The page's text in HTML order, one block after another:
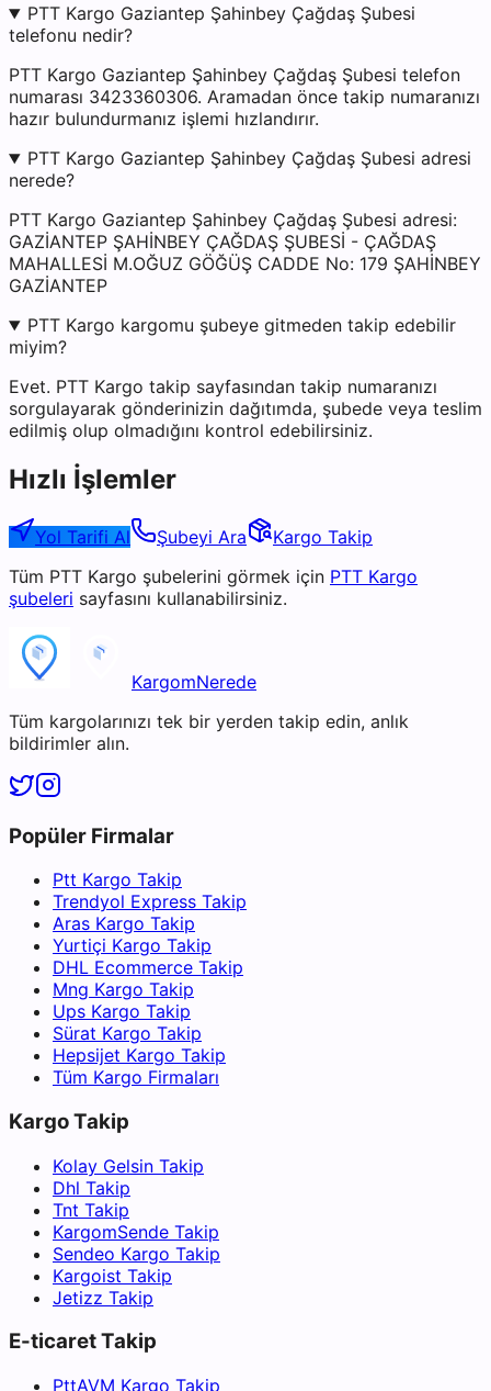
PTT Kargo Gaziantep Şahinbey Çağdaş Şubesi
telefonu nedir?
PTT Kargo Gaziantep Şahinbey Çağdaş Şubesi telefon
numarası 3423360306. Aramadan önce takip numaranızı
hazır bulundurmanız işlemi hızlandırır.
PTT Kargo Gaziantep Şahinbey Çağdaş Şubesi adresi
nerede?
PTT Kargo Gaziantep Şahinbey Çağdaş Şubesi adresi:
GAZİANTEP ŞAHİNBEY ÇAĞDAŞ ŞUBESİ - ÇAĞDAŞ
MAHALLESİ M.OĞUZ GÖĞÜŞ CADDE No: 179 ŞAHİNBEY
GAZİANTEP
PTT Kargo kargomu şubeye gitmeden takip edebilir
miyim?
Evet. PTT Kargo takip sayfasından takip numaranızı
sorgulayarak gönderinizin dağıtımda, şubede veya teslim
edilmiş olup olmadığını kontrol edebilirsiniz.
Hızlı İşlemler
Yol Tarifi Al Şubeyi Ara
Kargo Takip
Tüm PTT Kargo şubelerini görmek için PTT Kargo
şubeleri sayfasını kullanabilirsiniz.
KargomNerede
Tüm kargolarınızı tek bir yerden takip edin, anlık
bildirimler alın.
Popüler Firmalar
Ptt Kargo Takip
Trendyol Express Takip
Aras Kargo Takip
Yurtiçi Kargo Takip
DHL Ecommerce Takip
Mng Kargo Takip
Ups Kargo Takip
Sürat Kargo Takip
Hepsijet Kargo Takip
Tüm Kargo Firmaları
Kargo Takip
Kolay Gelsin Takip
Dhl Takip
Tnt Takip
KargomSende Takip
Sendeo Kargo Takip
Kargoist Takip
Jetizz Takip
E-ticaret Takip
PttAVM Kargo Takip